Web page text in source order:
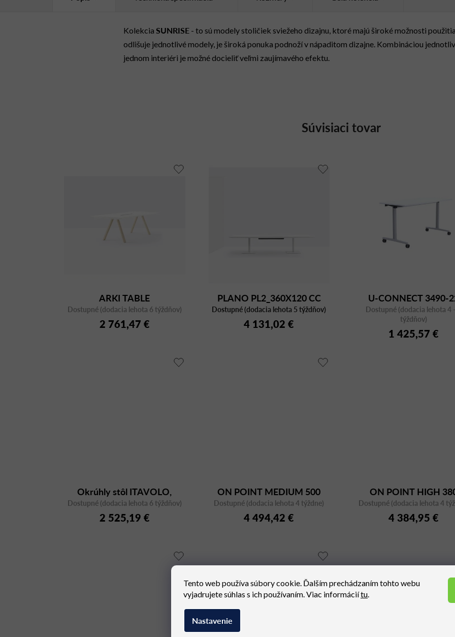
Tento web používa súbory cookie. Ďalším prechádzaním tohto webu
vyjadrujete súhlas s ich používaním. Viac informáciítu.
Nastavenie
Kolekcia SUNRISE - to sú modely stoličiek sviežeho dizajnu, ktoré majú široké možnosti
odlišuje jednotlivé modely, je široká ponuka podnoží v nápaditom dizajne. Kombináciou
jednom interiéri je možné docieliť veľmi zaujímavého efektu.
Súvisiaci tovar
ARKI TABLE
ARKW240X120CC
Dostupné (dodacia lehota 6 týždňov)
2 761,47 €
PLANO PL2_360X120 CC
BI/CFC BI
Dostupné (dodacia lehota 5 týždňov)
4 131,02 €
U-CONNECT 3490-
1800x800 sklopný
Dostupné (dodacia lehota 4
týždňov)
1 425,57 €
Okrúhly stôl ITAVOLO,
priemer 140 cm
Dostupné (dodacia lehota 6 týždňov)
2 525,19 €
ON POINT MEDIUM 500
Dostupné (dodacia lehota 4 týždne)
4 494,42 €
ON POINT HIGH
Dostupné (dodacia lehota 4
4 384,95 €